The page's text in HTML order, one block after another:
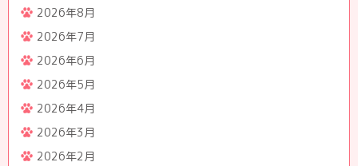
2026年8月
2026年7月
2026年6月
2026年5月
2026年4月
2026年3月
2026年2月